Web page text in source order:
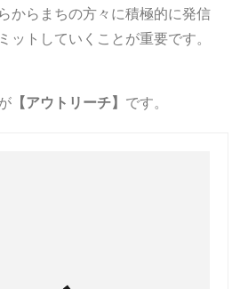
からまちの方々に積極的に発信
ットしていくことが重要です。
【アウトリーチ】 です。